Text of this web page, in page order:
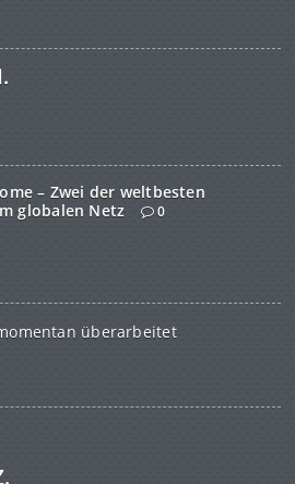
– Zwei der weltbesten
globalen Netz
0
überarbeitet